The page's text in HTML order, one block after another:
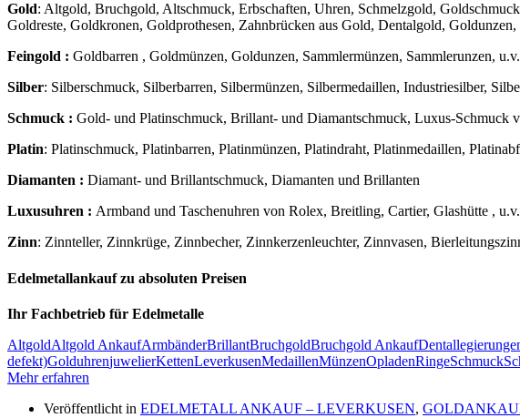
Gold: Altgold, Bruchgold, Altschmuck, Erbschaften, Uhren, Schmelzgold,
Goldreste, Goldkronen, Goldprothesen, Zahnbrücken aus Gold, Dentalgold,
Feingold : Goldbarren , Goldmünzen, Goldunzen, Sammlermünzen, Sammlerunzen,
Silber: Silberschmuck, Silberbarren, Silbermünzen, Silbermedaillen, Industriesilber,
Schmuck : Gold- und Platinschmuck, Brillant- und Diamantschmuck, Luxus-Schmuck
Platin: Platinschmuck, Platinbarren, Platinmünzen, Platindraht, Platinmedaillen,
Diamanten : Diamant- und Brillantschmuck, Diamanten und Brillanten
Luxusuhren : Armband und Taschenuhren von Rolex, Breitling, Cartier, Glashütte ,
Zinn: Zinnteller, Zinnkrüge, Zinnbecher, Zinnkerzenleuchter, Zinnvasen,
Edelmetallankauf zu absoluten Preisen
Ihr Fachbetrieb für Edelmetalle
AltgoldAltgold AnkaufArmbänderBrillantBruchgoldBruchgold Ankauf
defekt)GolduhrenjuwelierKettenLeverkusenMedaillenMünzenOpladenRingeSchmuck
Mehr erfahren
Veröffentlicht in EDELMETALL ANKAUF – LEVERKUSEN,